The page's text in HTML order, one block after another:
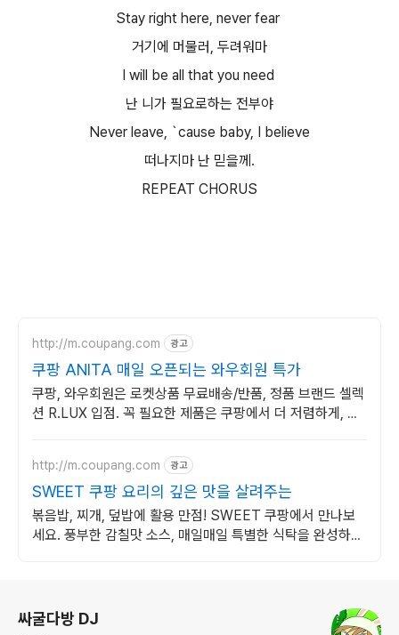
Stay right here, never fear
거기에 머물러, 두려워마
I will be all that you need
난 니가 필요로하는 전부야
Never leave, `cause baby, I believe
떠나지마 난 믿을께.
REPEAT CHORUS
http://m.coupang.com 광고
쿠팡 ANITA 매일 오픈되는 와우회원 특가
쿠팡, 와우회원은 로켓상품 무료배송/반품, 정품 브랜드 셀렉
션 R.LUX 입점. 꼭 필요한 제품은 쿠팡에서 더 저렴하게, 로
http://m.coupang.com 광고
SWEET 쿠팡 요리의 깊은 맛을 살려주는
볶음밥, 찌개, 덮밥에 활용 만점! SWEET 쿠팡에서 만나보
세요. 풍부한 감칠맛 소스, 매일매일 특별한 식탁을 완성하세
싸굴다방 DJ